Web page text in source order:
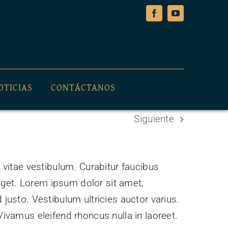
CONTÁCTANOS
Siguiente
vestibulum. Curabitur faucibus
Lorem ipsum dolor sit amet,
Vestibulum ultricies auctor varius.
eleifend rhoncus nulla in laoreet.